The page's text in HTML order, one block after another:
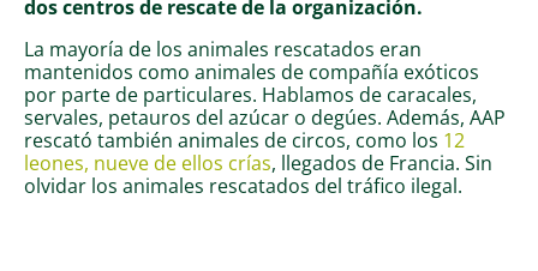
dos centros de rescate de la organización.
La mayoría de los animales rescatados eran
mantenidos como animales de compañía exóticos
por parte de particulares. Hablamos de caracales,
servales, petauros del azúcar o degúes. Además, AAP
rescató también animales de circos, como los 12
leones, nueve de ellos crías, llegados de Francia. Sin
olvidar los animales rescatados del tráfico ilegal.